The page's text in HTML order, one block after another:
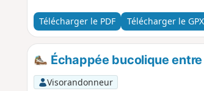
Télécharger le PDF Télécharger le GPX
Échappée bucolique
Visorandonneur